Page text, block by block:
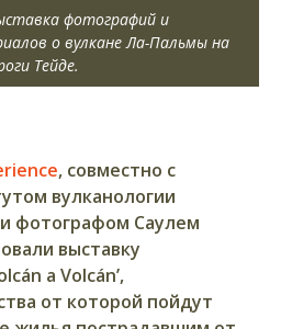
фотографий и
о вулкане Ла-Пальмы на
Тейде.
, совместно с
вулканологии
и фотографом Саулем
выставку
a Volcán’,
от которой пойдут